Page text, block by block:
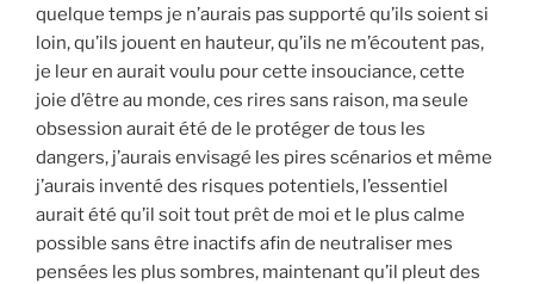
quelque temps je n’aurais pas supporté qu’ils soient si
loin, qu’ils jouent en hauteur, qu’ils ne m’écoutent pas,
je leur en aurait voulu pour cette insouciance, cette
joie d’être au monde, ces rires sans raison, ma seule
obsession aurait été de le protéger de tous les
dangers, j’aurais envisagé les pires scénarios et même
j’aurais inventé des risques potentiels, l’essentiel
aurait été qu’il soit tout prêt de moi et le plus calme
possible sans être inactifs afin de neutraliser mes
pensées les plus sombres, maintenant qu’il pleut des